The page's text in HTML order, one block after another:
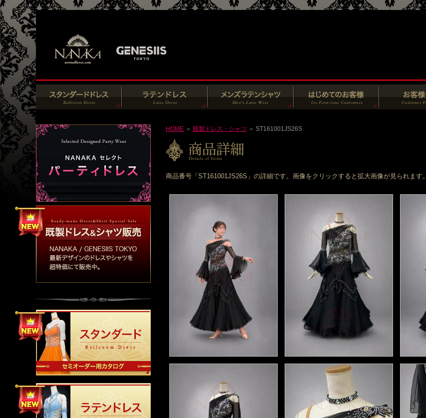
HOME ＞ 既製ドレス・シャツ ＞ ST161001JS26S
商品番号「ST161001JS26S」の詳細です。画像をクリックすると拡大画像が見られます。